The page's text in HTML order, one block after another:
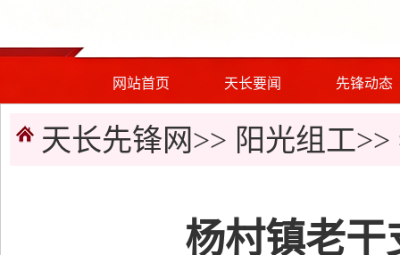
网站首页 天长要闻 先锋动态
天长先锋网>> 阳光组工>>
杨村镇老干